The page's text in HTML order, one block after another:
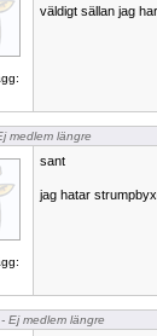
väldigt sällan jag
medlem längre
sant
jag hatar
- Ej medlem längre